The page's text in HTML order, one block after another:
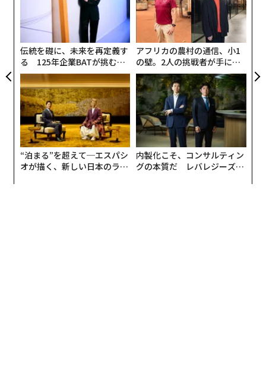
翻訳＝酒匂寛
伝統を礎に、未来を再定義す
る 125年企業BATが挑むス
モークレスな未来
アフリカの農村の通信、小1
の壁。2人の挑戦者が手にし
た「次なる武器」
“泊まる”を超えて─エスパシ
オが描く、新しい日本のラグ
内製化こそ、コンサルティン
グの本質だ レバレジーズが